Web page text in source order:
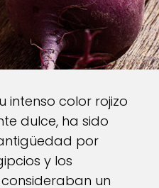
intenso color rojizo
dulce, ha sido
por
y los
un